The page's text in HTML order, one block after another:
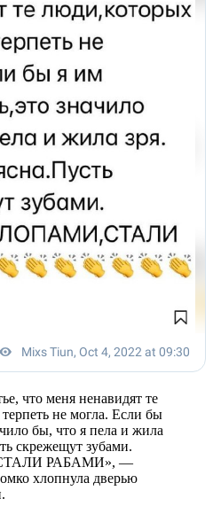
что меня ненавидят те
не могла. Если бы
бы, что я пела и жила
скрежещут зубами.
РАБАМИ», —
хлопнула дверью